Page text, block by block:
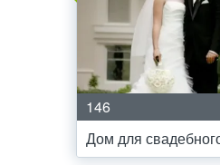
146
Дом для